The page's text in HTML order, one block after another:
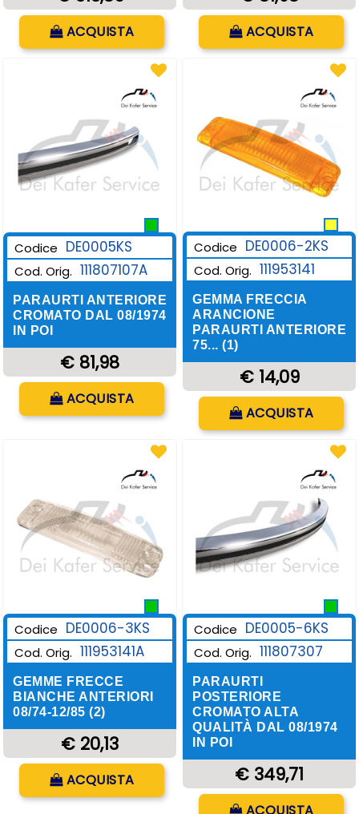
Quantità
ACQUISTA Quantità
ACQUISTA
Codice DE0005KS
Cod. Orig. 111807107A
PARAURTI ANTERIORE
CROMATO DAL 08/1974
IN POI
€ 81,98
ACQUISTA
Codice DE0006-2KS
Cod. Orig. 111953141
GEMMA FRECCIA
ARANCIONE
PARAURTI ANTERIORE
75... (1)
€ 14,09
Quantità
ACQUISTA
Codice DE0006-3KS
Cod. Orig. 111953141A
GEMME FRECCE
BIANCHE ANTERIORI
08/74-12/85 (2)
€ 20,13
ACQUISTA
Codice DE0005-6KS
Cod. Orig. 111807307
PARAURTI
POSTERIORE
CROMATO ALTA
QUALITÀ DAL 08/1974
IN POI
€ 349,71
ACQUISTA